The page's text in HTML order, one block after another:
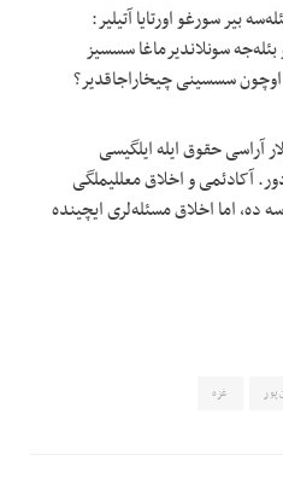
بیر سورغو اورتایا آتیلیر:
بئله‌جه سونلاندیرماغا سسسیز
اوچون سسسینی چیخاراجاقدیر؟
آراسی حقوق ایله ایلگیسی
آکادئمی و اخلاق معللیملگی
ده، اما اخلاق مسئله‌لری ایچینده
غزه